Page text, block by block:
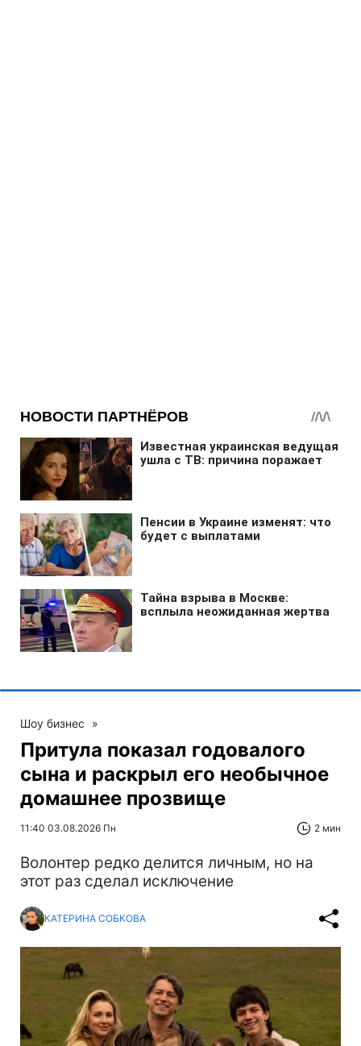
Шоу бизнес »
Притула показал годовалого
сына и раскрыл его необычное
домашнее прозвище
11:40 03.08.2026 Пн 2 мин
Волонтер редко делится личным, но на
этот раз сделал исключение
КАТЕРИНА СОБКОВА